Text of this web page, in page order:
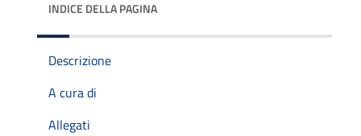
INDICE DELLA PAGINA
Descrizione
A cura di
Allegati